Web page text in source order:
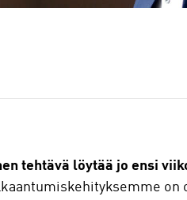
tehtävä löytää jo ensi